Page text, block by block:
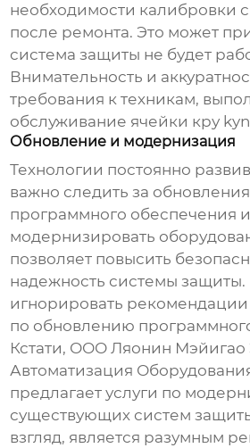
необходимости калибровки
после ремонта. Это может
система защиты не будет
Внимательность и
требования к техникам,
обслуживание ячейки кру
Обновление и модернизация
Технологии постоянно
важно следить за
программного обеспечения и
модернизировать
позволяет повысить
надежность системы защиты.
игнорировать
по обновлению
Кстати, ООО Ляонин Мэйигао
Автоматизация
предлагает услуги по
существующих систем
взгляд, является разумным